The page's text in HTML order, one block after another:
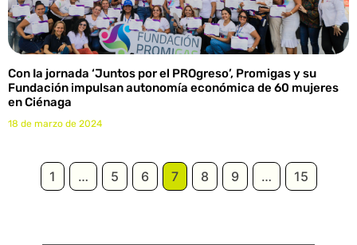
Con Ia jornada ‘Juntos por el PROgreso’, Promigas y su
Fundación impulsan autonomía económica de 60 mujeres
en Ciénaga
18 de marzo de 2024
1 … 5 6 7 8 9 … 15